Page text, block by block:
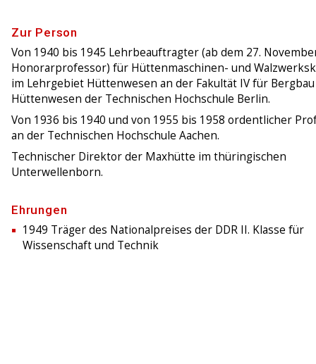
Zur Person
Von 1940 bis 1945 Lehrbeauftragter (ab dem 27.
Honorarprofessor) für Hüttenmaschinen- und
im Lehrgebiet Hüttenwesen an der Fakultät IV für
Hüttenwesen der Technischen Hochschule Berlin.
Von 1936 bis 1940 und von 1955 bis 1958 ordentlicher
an der Technischen Hochschule Aachen.
Technischer Direktor der Maxhütte im thüringischen
Unterwellenborn.
Ehrungen
1949 Träger des Nationalpreises der DDR II. Klasse für
Wissenschaft und Technik